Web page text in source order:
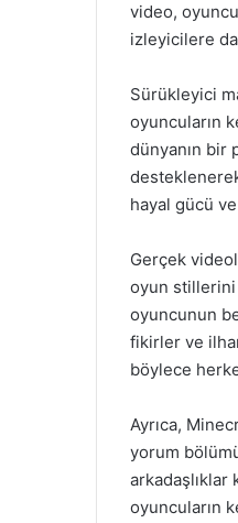
video,
izleyicilere
Sürükleyici
oyuncuların
dünyanın bir
hayal gücü ve
Gerçek
oyun stillerini
oyuncunun
fikirler ve
böylece
Ayrıca,
yorum
oyuncuların